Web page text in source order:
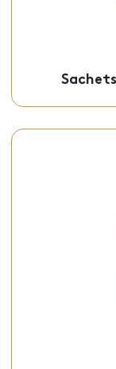
Ce
unique et